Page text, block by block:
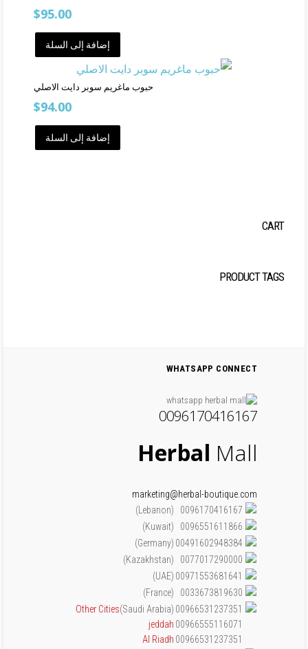
$95.00
إضافة إلى السلة
حبوب ماغريم سوبر دايت الاصلي
$94.00
إضافة إلى السلة
CART
PRODUCT TAGS
WHATSAPP CONNECT
0096170416167
Herbal Mall
marketing@herbal-boutique.com
0096170416167
(Lebanon)
0096551611866
(Kuwait)
00491602948384
(Germany)
0077017290000
(Kazakhstan)
00971553681641
(UAE)
0033673819630
(France)
00966531237351
00966555116071
00966531237351
Other Cities(Saudi Arabia)
jeddah
Al Riadh